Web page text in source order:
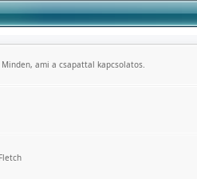
ami a csapattal kapcsolatos.